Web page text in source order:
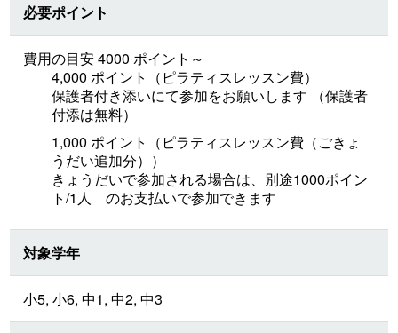
必要ポイント
費用の目安 4000 ポイント～
4,000 ポイント（ピラティスレッスン費）
保護者付き添いにて参加をお願いします （保護者
付添は無料）
1,000 ポイント（ピラティスレッスン費（ごきょ
うだい追加分））
きょうだいで参加される場合は、別途1000ポイン
ト/1人 のお支払いで参加できます
対象学年
小5, 小6, 中1, 中2, 中3